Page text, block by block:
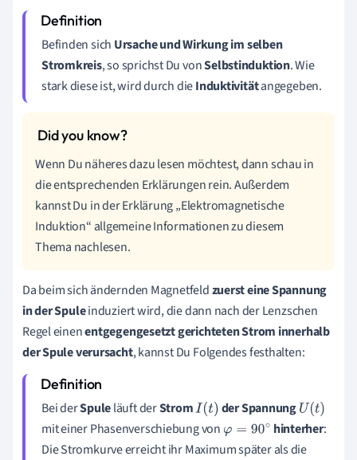
Befinden sich Ursache und Wirkungim selben
Stromkreis, so sprichst Du vonSelbstinduktion. Wie
stark diese ist, wird durch dieInduktivitätangegeben.
Wenn Du näheres dazu lesen möchtest, dann schau in
die entsprechenden Erklärungen rein. Außerdem
kannst Du in der Erklärung „Elektromagnetische
Induktion“ allgemeine Informationen zu diesem
Thema nachlesen.
Da beim sich ändernden Magnetfeldzuerst eine Spannung
in der Spuleinduziert wird, die dann nach der Lenzschen
Regel einenentgegengesetzt gerichteten Strom innerhalb
der Spule verursacht, kannst Du Folgendes festhalten:
Bei derSpuleläuft derStromI(t) derSpannungU(t)
mit einerPhasenverschiebung von φ=90 ∘ hinterher:
Die Stromkurve erreicht ihr Maximum später als die